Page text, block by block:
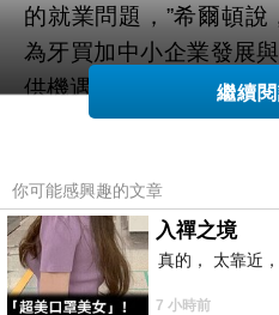
的就業問題，”希爾頓說
為牙買加中小企業發展
供機遇。”他表示，政府
小企業發展，包括拓寬
置，扼守美歐船隻通過
勒比地區重要的貿易中
世界第七大天然深水港。
繼續
你可能感興趣的文章
入禪之境
真的， 太靠近
7 小時前